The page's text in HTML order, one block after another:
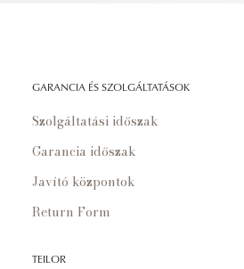
GARANCIA ÉS SZOLGÁLTATÁSOK
Szolgáltatási időszak
Garancia időszak
Javító központok
Return Form
TEILOR